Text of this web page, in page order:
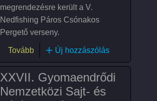
megrendezésre került a V.
Nedfishing Páros Csónakos
Pergető verseny.
Tovább(V. Nedfishing Páros Csónakos
Új hozzászólás
XXVII. Gyomaendrődi
Nemzetközi Sajt- és